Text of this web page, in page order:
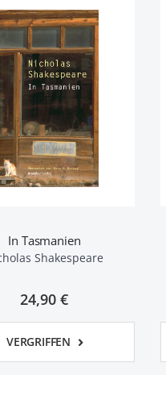
In Tasmanien
Shakespeare
24,90 €
VERGRIFFEN